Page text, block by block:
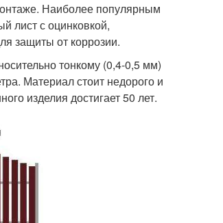
Забор из веток
Наиболее популярным
лист с оцинковкой,
защиты от коррозии.
тонкому (0,4-0,5 мм)
Материал стоит недорого и
изделия достигает 50 лет.